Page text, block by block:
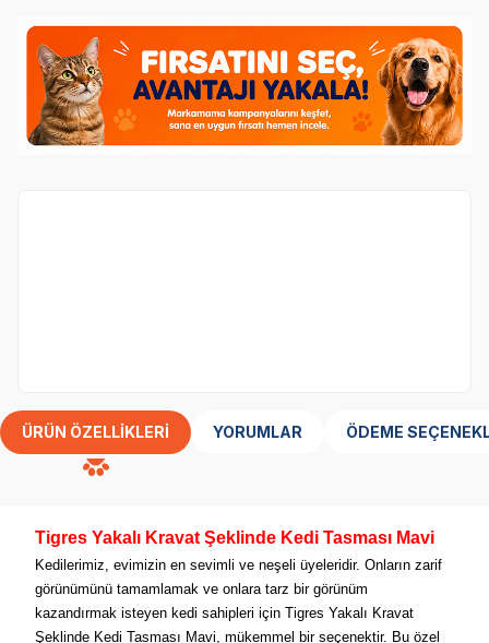
ÜRÜN ÖZELLIKLERI YORUMLAR ÖDEME
Tigres Yakalı Kravat Şeklinde Kedi Tasması Mavi
Kedilerimiz, evimizin en sevimli ve neşeli üyeleridir. Onların zarif
görünümünü tamamlamak ve onlara tarz bir görünüm
kazandırmak isteyen kedi sahipleri için Tigres Yakalı Kravat
Şeklinde Kedi Tasması Mavi, mükemmel bir seçenektir. Bu özel